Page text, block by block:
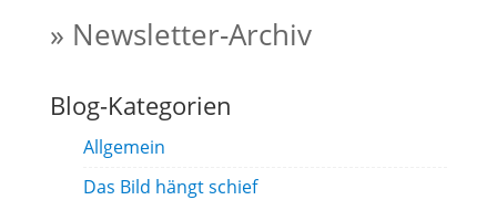
» Newsletter-Archiv
Blog-Kategorien
Allgemein
Das Bild hängt schief